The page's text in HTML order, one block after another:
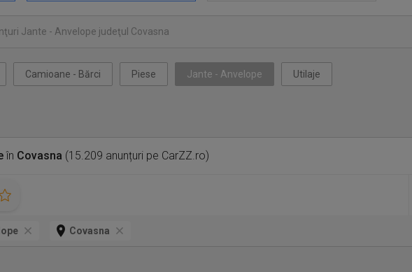
Jante - Anvelope judeţul Covasna
Camioane - Bărci Piese Jante - Anvelope Utilaje
în Covasna (15.209 anunțuri pe CarZZ.ro)
Covasna